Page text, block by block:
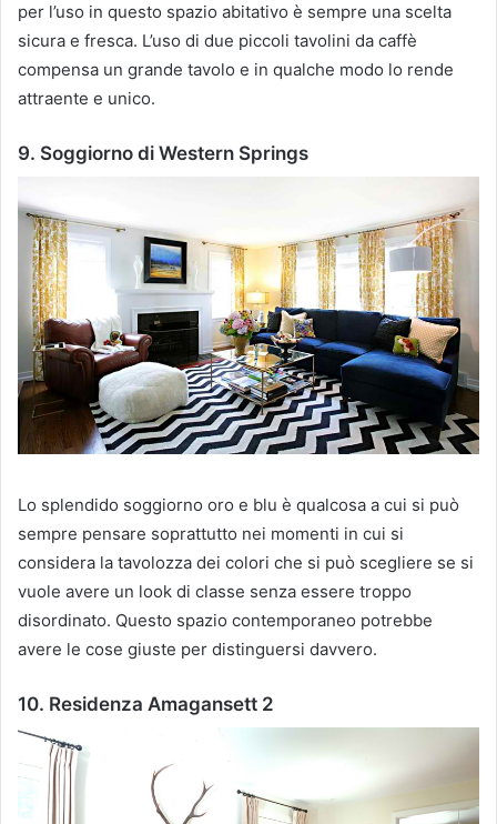
per l’uso in questo spazio abitativo è sempre una scelta
sicura e fresca. L’uso di due piccoli tavolini da caffè
compensa un grande tavolo e in qualche modo lo rende
attraente e unico.
9. Soggiorno di Western Springs
Lo splendido soggiorno oro e blu è qualcosa a cui si può
sempre pensare soprattutto nei momenti in cui si
considera la tavolozza dei colori che si può scegliere se si
vuole avere un look di classe senza essere troppo
disordinato. Questo spazio contemporaneo potrebbe
avere le cose giuste per distinguersi davvero.
10. Residenza Amagansett 2